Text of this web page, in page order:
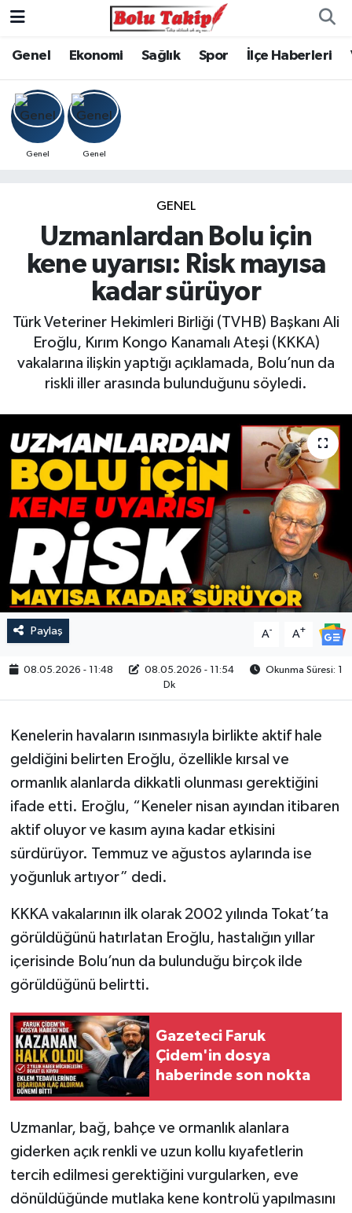
Genel Ekonomi Sağlık Spor İlçe Haberleri
Genel Genel
GENEL
Uzmanlardan Bolu için
kene uyarısı: Risk mayısa
kadar sürüyor
Türk Veteriner Hekimleri Birliği (TVHB) Başkanı Ali
Eroğlu, Kırım Kongo Kanamalı Ateşi (KKKA)
vakalarına ilişkin yaptığı açıklamada, Bolu’nun da
riskli iller arasında bulunduğunu söyledi.
Paylaş A- A+
08.05.2026 - 11:48 08.05.2026 - 11:54
Okunma Süresi: 1
Dk
Kenelerin havaların ısınmasıyla birlikte aktif hale
geldiğini belirten Eroğlu, özellikle kırsal ve
ormanlık alanlarda dikkatli olunması gerektiğini
ifade etti. Eroğlu, “Keneler nisan ayından itibaren
aktif oluyor ve kasım ayına kadar etkisini
sürdürüyor. Temmuz ve ağustos aylarında ise
yoğunluk artıyor” dedi.
KKKA vakalarının ilk olarak 2002 yılında Tokat’ta
görüldüğünü hatırlatan Eroğlu, hastalığın yıllar
içerisinde Bolu’nun da bulunduğu birçok ilde
görüldüğünü belirtti.
Gazeteci Faruk
Çidem'in dosya
haberinde son nokta
Uzmanlar, bağ, bahçe ve ormanlık alanlara
giderken açık renkli ve uzun kollu kıyafetlerin
tercih edilmesi gerektiğini vurgularken, eve
dönüldüğünde mutlaka kene kontrolü yapılmasını